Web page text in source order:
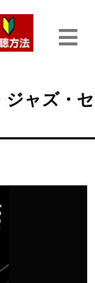
ャズ・セ